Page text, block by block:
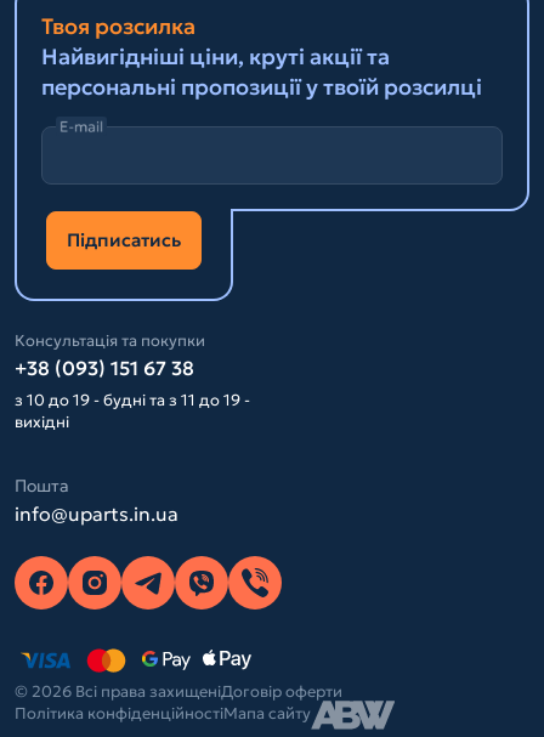
Твоя розсилка
Найвигідніші ціни, круті акції та
персональні пропозиції у твоїй розсилці
E-mail
Підписатись
Консультація та покупки
+38 (093) 151 67 38
з 10 до 19 - будні та з 11 до 19 -
вихідні
Пошта
info@uparts.in.ua
© 2026 Всі права захищеніДоговір оферти
Політика конфіденційностіМапа сайту